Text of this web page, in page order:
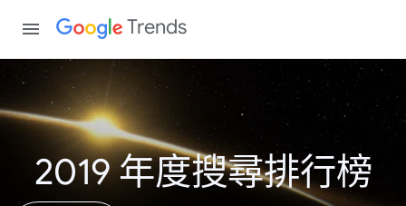
Trends
2019 年度搜尋排行榜